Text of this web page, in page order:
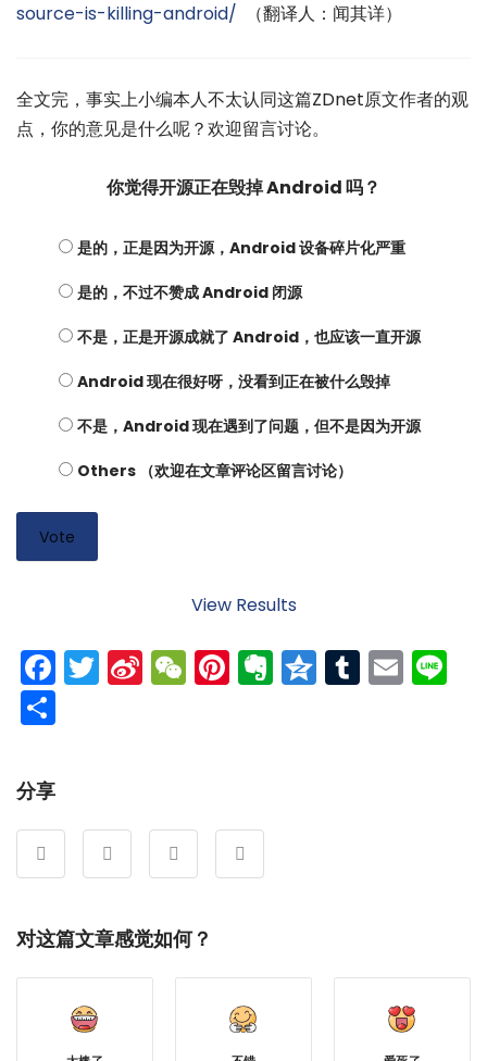
source-is-killing-android/ （翻译人：闻其详）
全文完，事实上小编本人不太认同这篇ZDnet原文作者的观
点，你的意见是什么呢？欢迎留言讨论。
你觉得开源正在毁掉 Android 吗？
是的，正是因为开源，Android 设备碎片化严重
是的，不过不赞成 Android 闭源
不是，正是开源成就了 Android，也应该一直开源
Android 现在很好呀，没看到正在被什么毁掉
不是，Android 现在遇到了问题，但不是因为开源
Others （欢迎在文章评论区留言讨论）
View Results
Facebook
Twitter
Sina
Weibo
WeChat
Pinterest
Evernote
Qzone
Tumblr
分享
对这篇文章感觉如何？